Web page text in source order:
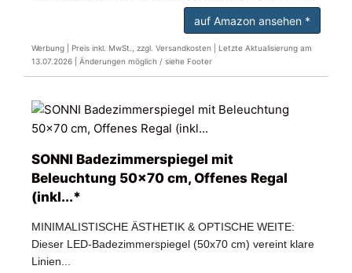
auf Amazon ansehen *
Werbung | Preis inkl. MwSt., zzgl. Versandkosten | Letzte Aktualisierung am
13.07.2026 | Änderungen möglich / siehe Footer
SONNI Badezimmerspiegel mit
Beleuchtung 50x70 cm, Offenes Regal
(inkl...*
MINIMALISTISCHE ÄSTHETIK & OPTISCHE WEITE:
Dieser LED-Badezimmerspiegel (50x70 cm) vereint klare
Linien...